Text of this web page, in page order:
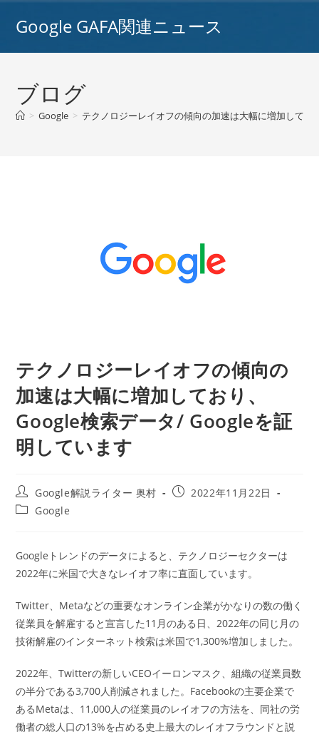
Google GAFA関連ニュース
ブログ
> Google > テクノロジーレイオフの傾向の加速は大幅に増加して
テクノロジーレイオフの傾向の
加速は大幅に増加しており、
Google検索データ/ Googleを証
明しています
投
稿
者:
Google解説ライター 奥村
投
2022年11月22日
投
テ
ゴ
リ
Google
Googleトレンドのデータによると、テクノロジーセクターは
2022年に米国で大きなレイオフ率に直面しています。
Twitter、Metaなどの重要なオンライン企業がかなりの数の働く
従業員を解雇すると宣言した11月のある日、2022年の同じ月の
技術解雇のインターネット検索は米国で1,300%増加しました。
2022年、Twitterの新しいCEOイーロンマスク、組織の従業員数
の半分である3,700人削減されました。Facebookの主要企業で
あるMetaは、11,000人の従業員のレイオフの方法を、同社の労
働者の総人口の13%を占める史上最大のレイオフラウンドと説